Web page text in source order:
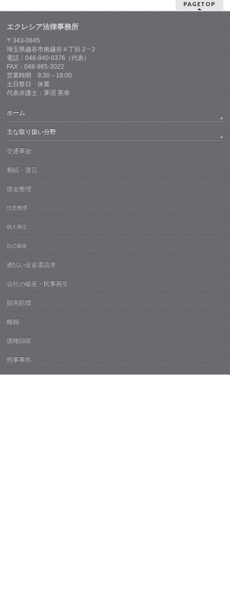
PAGETOP
エクレシア法律事務所
〒343-0845
埼玉県越谷市南越谷４丁目２−２
電話：048-940-0376（代表）
FAX：048-965-3022
営業時間 9:30～18:00
土日祭日 休業
代表弁護士：茅沼 英幸
ホーム
主な取り扱い分野
交通事故
相続・遺言
借金整理
任意整理
個人再生
自己破産
過払い金返還請求
会社の破産・民事再生
損害賠償
離婚
債権回収
刑事事件